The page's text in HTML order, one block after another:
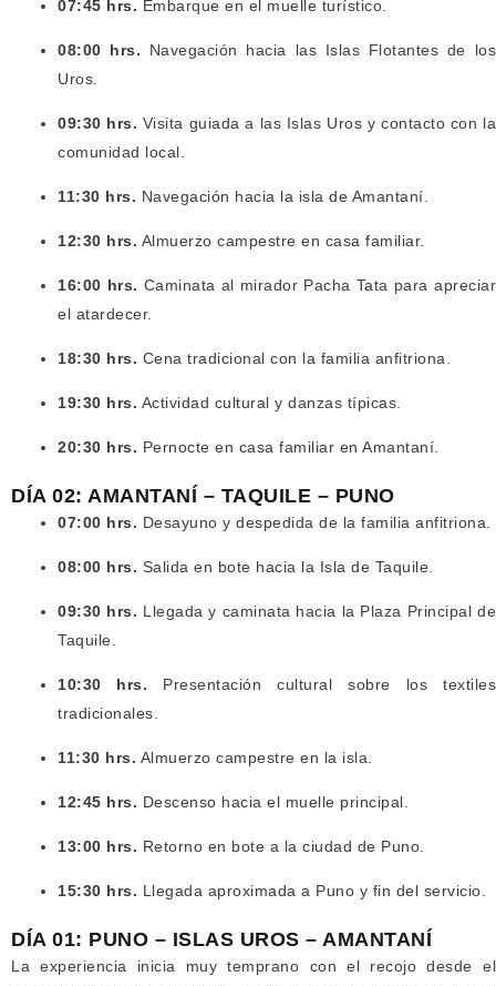
07:45 hrs. Embarque en el muelle turístico.
08:00 hrs. Navegación hacia las Islas Flotantes de los
Uros.
09:30 hrs. Visita guiada a las Islas Uros y contacto con la
comunidad local.
11:30 hrs. Navegación hacia la isla de Amantaní.
12:30 hrs. Almuerzo campestre en casa familiar.
16:00 hrs. Caminata al mirador Pacha Tata para apreciar
el atardecer.
18:30 hrs. Cena tradicional con la familia anfitriona.
19:30 hrs. Actividad cultural y danzas típicas.
20:30 hrs. Pernocte en casa familiar en Amantaní.
DÍA 02: AMANTANÍ – TAQUILE – PUNO
07:00 hrs. Desayuno y despedida de la familia anfitriona.
08:00 hrs. Salida en bote hacia la Isla de Taquile.
09:30 hrs. Llegada y caminata hacia la Plaza Principal de
Taquile.
10:30 hrs. Presentación cultural sobre los textiles
tradicionales.
11:30 hrs. Almuerzo campestre en la isla.
12:45 hrs. Descenso hacia el muelle principal.
13:00 hrs. Retorno en bote a la ciudad de Puno.
15:30 hrs. Llegada aproximada a Puno y fin del servicio.
DÍA 01: PUNO – ISLAS UROS – AMANTANÍ
La experiencia inicia muy temprano con el recojo desde el